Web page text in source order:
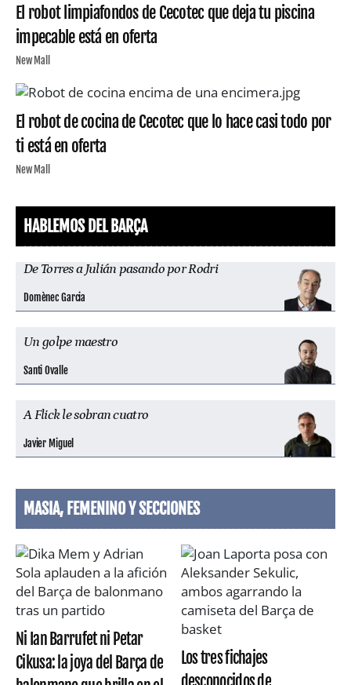
El robot limpiafondos de Cecotec que deja tu piscina
impecable está en oferta
New Mall
El robot de cocina de Cecotec que lo hace casi todo por
ti está en oferta
New Mall
HABLEMOS DEL BARÇA
De Torres a Julián pasando por Rodri
Domènec Garcia
Un golpe maestro
Santi Ovalle
A Flick le sobran cuatro
Javier Miguel
MASIA, FEMENINO Y SECCIONES
Ni Ian Barrufet ni Petar
Cikusa: la joya del Barça de
Los tres fichajes